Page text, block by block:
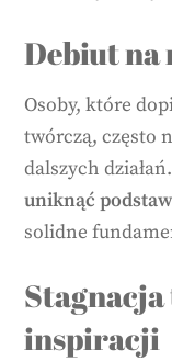
Debiut
Osoby, które
twórczą, często
dalszych
uniknąć
solidne
inspiracji